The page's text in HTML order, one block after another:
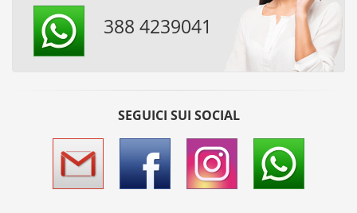
388 4239041
SEGUICI SUI SOCIAL